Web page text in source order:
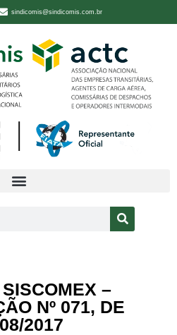
sindicomis@sindicomis.com.br
–
Nº 071, DE
2017